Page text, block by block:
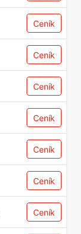
Ceník
Ceník
Ceník
Ceník
Ceník
Ceník
Ceník